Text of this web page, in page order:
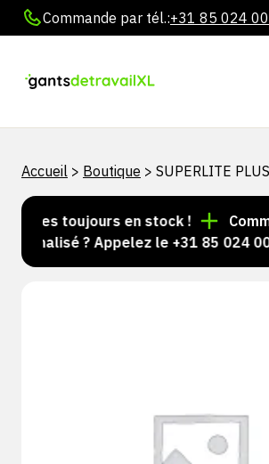
Commande par tél.:+31 85 024
Accueil > Boutique > SUPERLITE
toujours en stock !
? Appelez le +31 85 024 0044